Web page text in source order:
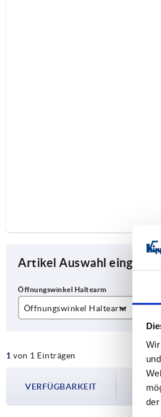
Artikel Auswahl
Öffnungswinkel Haltearm
75°
1 von 1 Einträgen
VERFÜGBARKEIT
Die
Im